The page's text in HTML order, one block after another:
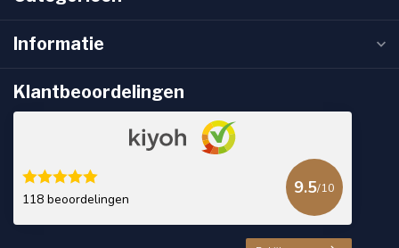
Informatie
Klantbeoordelingen
118 beoordelingen
9.5/10